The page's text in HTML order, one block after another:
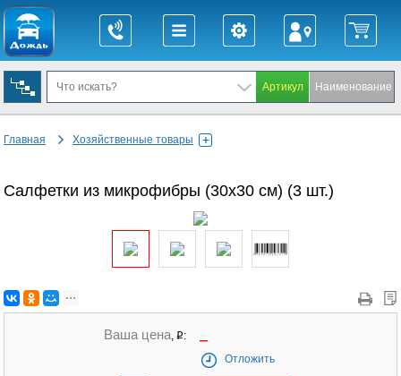
Главная Хозяйственные товары
Салфетки из микрофибры (30х30 см) (3 шт.)
Ваша цена, q :
Отложить